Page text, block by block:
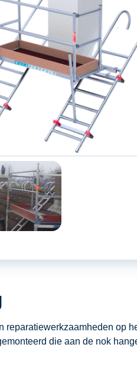
reparatiewerkzaamheden op
die aan de nok